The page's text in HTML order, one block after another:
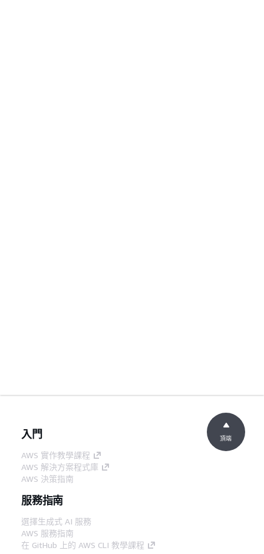
入門
AWS 實作教學課程
AWS 解決方案程式庫
AWS 決策指南
服務指南
選擇生成式 AI 服務
AWS 服務指南
在 GitHub 上的 AWS CLI 教學課程
頂端